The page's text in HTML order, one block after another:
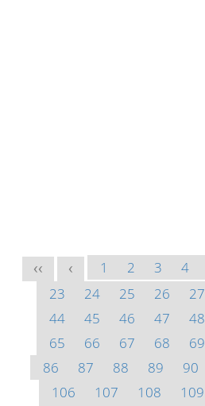
<< < 1 2 3 4
23
24 25 26 27
44
45 46 47 48
65
66 67 68 69
86
87 88 89 90
106
107 108 109